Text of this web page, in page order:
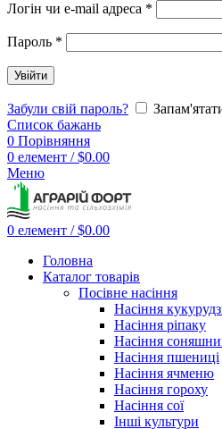
Логін чи e-mail адреса *
Пароль *
Увійти
Забули свій пароль?
Список бажань
0 Порівняння
0 елемент / $0.00
Меню
0 елемент / $0.00
Головна
Каталог товарів
Посівне насіння
Насіння
Насіння ріпаку
Насіння
Насіння пшениці
Насіння ячменю
Насіння гороху
Насіння сої
Інші культури